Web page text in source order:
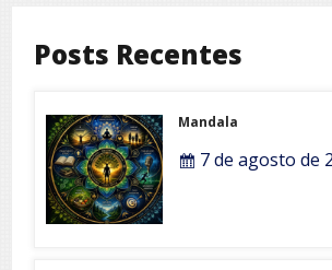
Posts Recentes
Mandala
7 de agosto de